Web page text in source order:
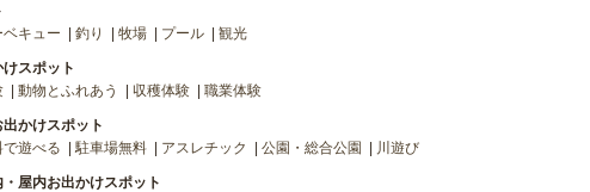
ベキュー 釣り 牧場 プール 観光
スポット
動物とふれあう 収穫体験 職業体験
かけスポット
で遊べる 駐車場無料 アスレチック 公園・総合公園 川遊び
屋内お出かけスポット